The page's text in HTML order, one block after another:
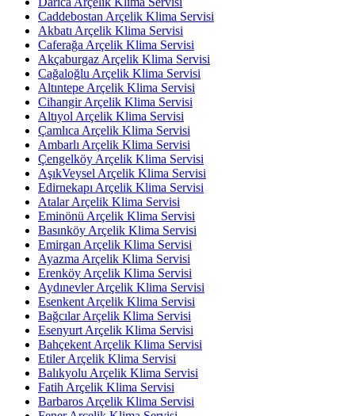
Caddebostan Arçelik Klima Servisi
Akbatı Arçelik Klima Servisi
Caferağa Arçelik Klima Servisi
Akçaburgaz Arçelik Klima Servisi
Cağaloğlu Arçelik Klima Servisi
Altıntepe Arçelik Klima Servisi
Cihangir Arçelik Klima Servisi
Altıyol Arçelik Klima Servisi
Çamlıca Arçelik Klima Servisi
Ambarlı Arçelik Klima Servisi
Çengelköy Arçelik Klima Servisi
AşıkVeysel Arçelik Klima Servisi
Edirnekapı Arçelik Klima Servisi
Atalar Arçelik Klima Servisi
Eminönü Arçelik Klima Servisi
Basınköy Arçelik Klima Servisi
Emirgan Arçelik Klima Servisi
Ayazma Arçelik Klima Servisi
Erenköy Arçelik Klima Servisi
Aydınevler Arçelik Klima Servisi
Esenkent Arçelik Klima Servisi
Bağcılar Arçelik Klima Servisi
Esenyurt Arçelik Klima Servisi
Bahçekent Arçelik Klima Servisi
Etiler Arçelik Klima Servisi
Balıkyolu Arçelik Klima Servisi
Fatih Arçelik Klima Servisi
Barbaros Arçelik Klima Servisi